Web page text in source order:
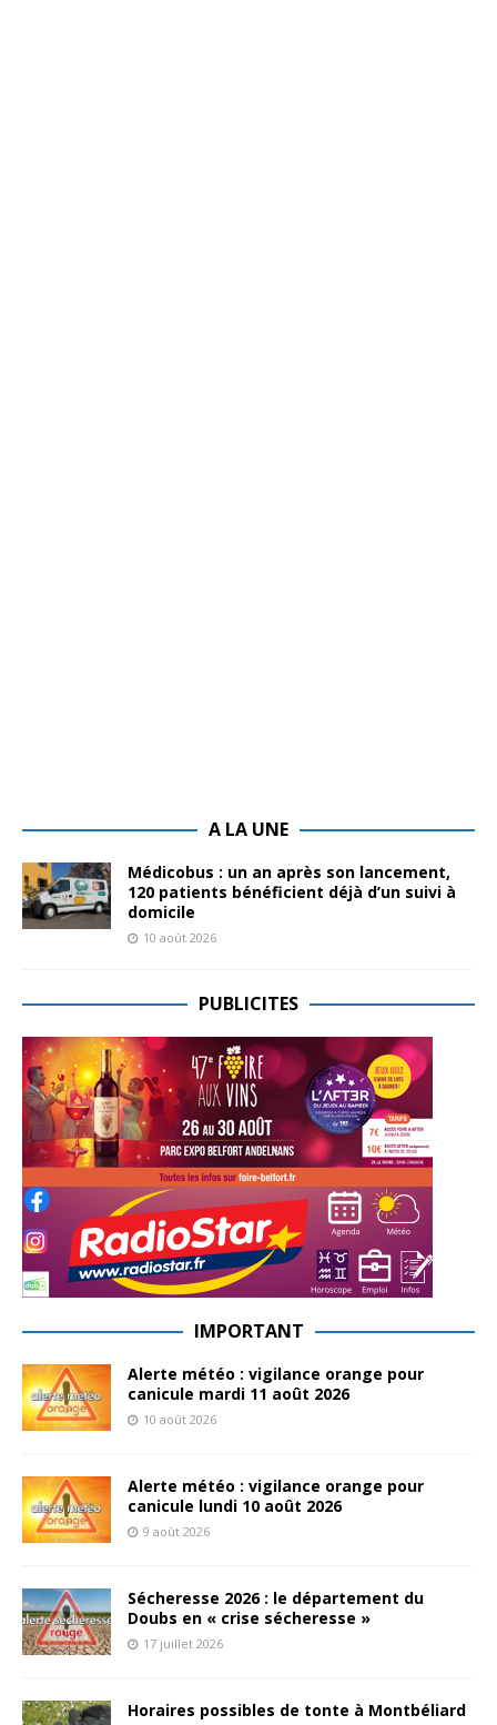
A LA UNE
Médicobus : un an après son lancement,
120 patients bénéficient déjà d’un suivi à
domicile
10 août 2026
PUBLICITES
IMPORTANT
Alerte météo : vigilance orange pour
canicule mardi 11 août 2026
10 août 2026
Alerte météo : vigilance orange pour
canicule lundi 10 août 2026
9 août 2026
Sécheresse 2026 : le département du
Doubs en « crise sécheresse »
17 juillet 2026
Horaires possibles de tonte à Montbéliard